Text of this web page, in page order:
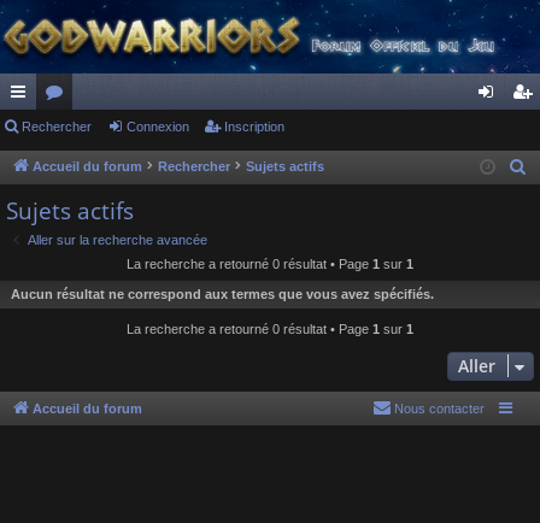
ac
co
ur
ci
or
u
s
ne cri
Rechercher Connexion Inscription
Accueil du forum Rechercher Sujets actifs
h
e
Sujets actifs
Aller sur la recherche avancée
La recherche a retourné 0 résultat • Page 1 sur 1
Aucun résultat ne correspond aux termes que vous avez spécifiés.
La recherche a retourné 0 résultat • Page 1 sur 1
Aller
Accueil du forum Nous contacter